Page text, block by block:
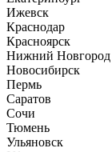
Ижевск
Краснодар
Красноярск
Нижний Новгород
Новосибирск
Пермь
Саратов
Сочи
Тюмень
Ульяновск